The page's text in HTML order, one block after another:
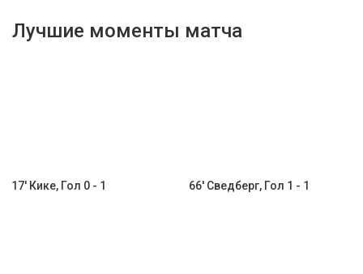
Лучшие моменты матча
17' Кике, Гол 0 - 1 66' Сведберг, Гол 1 - 1